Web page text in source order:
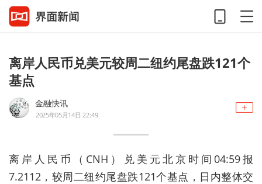
离岸人民币兑美元较周二纽约尾盘跌121个
基点
金融快讯
2025年05月14日 22:49
离岸人民币（CNH）兑美元北京时间04:59报
7.2112，较周二纽约尾盘跌121个基点，日内整体交